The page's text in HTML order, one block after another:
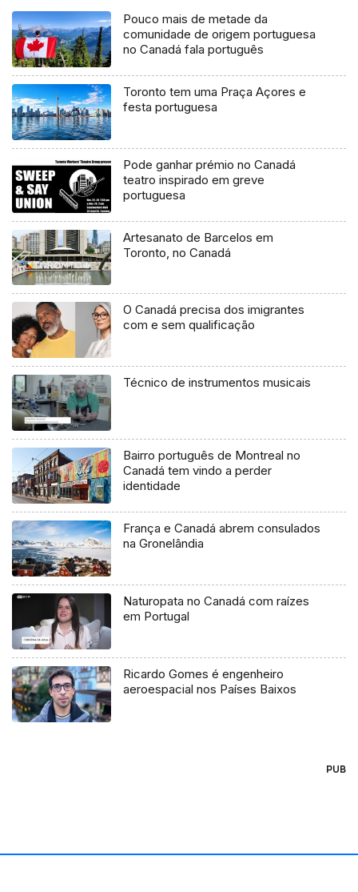
Pouco mais de metade da
comunidade de origem portuguesa
no Canadá fala português
Toronto tem uma Praça Açores e
festa portuguesa
Pode ganhar prémio no Canadá
teatro inspirado em greve
portuguesa
Artesanato de Barcelos em
Toronto, no Canadá
O Canadá precisa dos imigrantes
com e sem qualificação
Técnico de instrumentos musicais
Bairro português de Montreal no
Canadá tem vindo a perder
identidade
França e Canadá abrem consulados
na Gronelândia
Naturopata no Canadá com raízes
em Portugal
Ricardo Gomes é engenheiro
aeroespacial nos Países Baixos
PUB